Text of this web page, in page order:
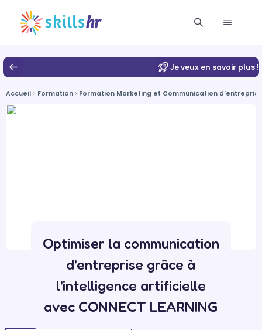
Je veux en savoir plus !
Accueil Formation Formation Marketing et Communication d'entreprise
Optimiser la communication
d’entreprise grâce à
l’intelligence artificielle
avec CONNECT LEARNING